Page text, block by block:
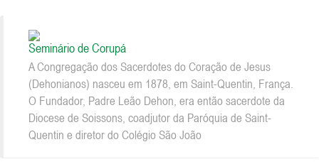
Seminário de Corupá
A Congregação dos Sacerdotes do Coração de Jesus
(Dehonianos) nasceu em 1878, em Saint-Quentin, França.
O Fundador, Padre Leão Dehon, era então sacerdote da
Diocese de Soissons, coadjutor da Paróquia de Saint-
Quentin e diretor do Colégio São João